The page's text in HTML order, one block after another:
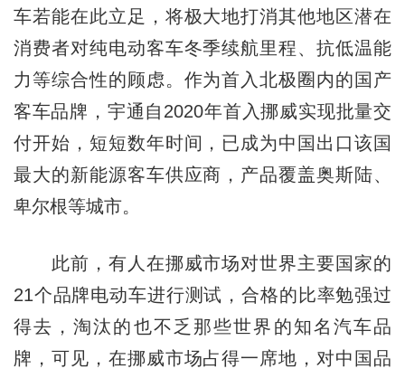
车若能在此立足，将极大地打消其他地区潜在
消费者对纯电动客车冬季续航里程、抗低温能
力等综合性的顾虑。作为首入北极圈内的国产
客车品牌，宇通自2020年首入挪威实现批量交
付开始，短短数年时间，已成为中国出口该国
最大的新能源客车供应商，产品覆盖奥斯陆、
卑尔根等城市。
此前，有人在挪威市场对世界主要国家的
21个品牌电动车进行测试，合格的比率勉强过
得去，淘汰的也不乏那些世界的知名汽车品
牌，可见，在挪威市场占得一席地，对中国品